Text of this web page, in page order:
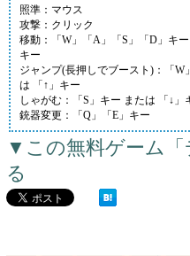
照準：マウス
攻撃：クリック
移動：「W」「A」「S」「D」キ
キー
ジャンプ(長押しでブースト)：「W
は 「↑」キー
しゃがむ：「S」キー または 「↓」
銃器変更：「Q」「E」キー
▼この無料ゲーム「
る